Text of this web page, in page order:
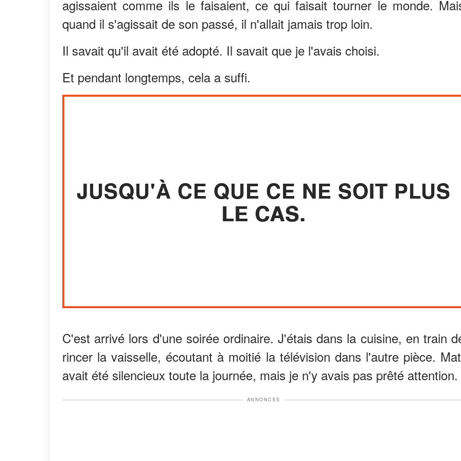
agissaient comme ils le faisaient, ce qui faisait tourner le monde.
quand il s'agissait de son passé, il n'allait jamais trop loin.
Il savait qu'il avait été adopté. Il savait que je l'avais choisi.
Et pendant longtemps, cela a suffi.
JUSQU'À CE QUE CE NE SOIT PLUS
LE CAS.
C'est arrivé lors d'une soirée ordinaire. J'étais dans la cuisine, en train
rincer la vaisselle, écoutant à moitié la télévision dans l'autre pièce.
avait été silencieux toute la journée, mais je n'y avais pas prêté attention.
ANNONCES